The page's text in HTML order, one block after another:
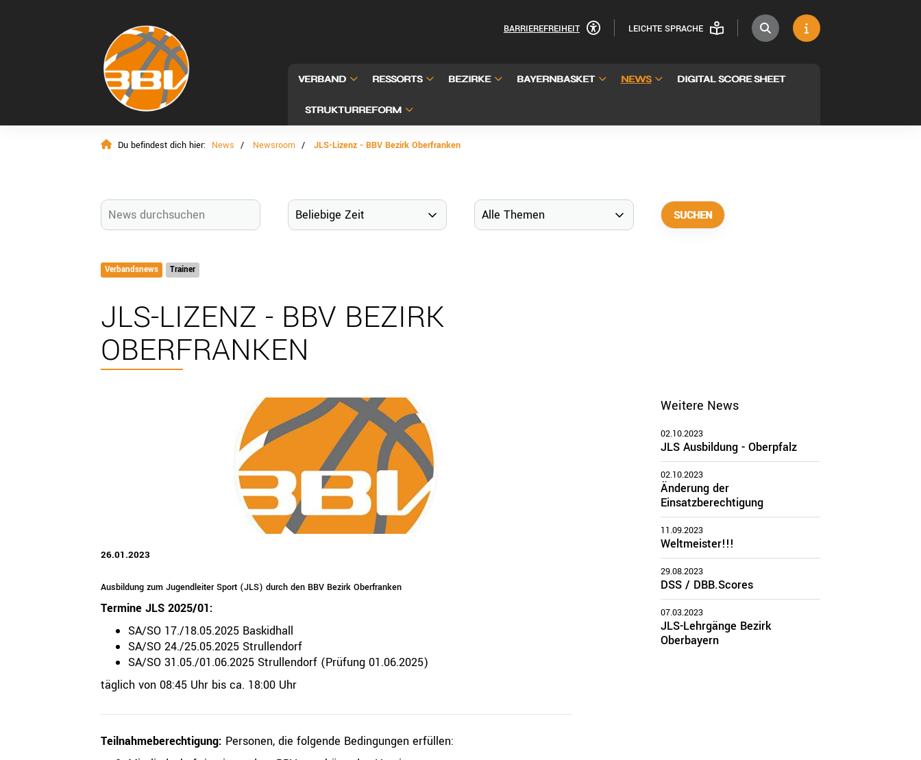
BARRIEREFREIHEIT LEICHTE SPRACHE
VERBAND RESSORTS BEZIRKE BAYERNBASKET NEWS DIGITAL SCORE SHEET
STRUKTURREFORM
Du befindest dich hier: News Newsroom JLS-Lizenz - BBV Bezirk Oberfranken
Verbandsnews Trainer
JLS-LIZENZ - BBV BEZIRK
OBERFRANKEN
26.01.2023
Ausbildung zum Jugendleiter Sport (JLS) durch den BBV Bezirk Oberfranken
Termine JLS 2025/01:
SA/SO 17./18.05.2025 Baskidhall
SA/SO 24./25.05.2025 Strullendorf
SA/SO 31.05./01.06.2025 Strullendorf (Prüfung 01.06.2025)
täglich von 08:45 Uhr bis ca. 18:00 Uhr
Teilnahmeberechtigung: Personen, die folgende Bedingungen erfüllen:
Weitere News
02.10.2023
JLS Ausbildung - Oberpfalz
02.10.2023
Änderung der
Einsatzberechtigung
11.09.2023
Weltmeister!!!
29.08.2023
DSS / DBB.Scores
07.03.2023
JLS-Lehrgänge Bezirk
Oberbayern
QUICKLINKS
Geschäftsstelle
Bayerischer Basketball Verband e. V.
80992 München
+49 89 15702-300
geschaeftsstelle@bbv-online.de
Trainer
Breitensport